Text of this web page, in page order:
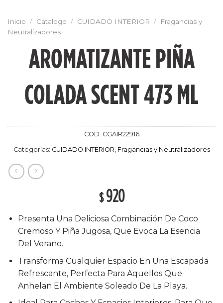
Inicio / Catalogo / CUIDADO INTERIOR /
Fragancias y
Neutralizadores
AROMATIZANTE PIÑA
COLADA SCENT 473 ML
COD: CGAIR22916
Categorías: CUIDADO INTERIOR Fragancias y Neutralizadores
$ 920
Presenta Una Deliciosa Combinación De Coco
Cremoso Y Piña Jugosa, Que Evoca La Esencia
Del Verano.
Transforma Cualquier Espacio En Una Escapada
Refrescante, Perfecta Para Aquellos Que
Anhelan El Ambiente Soleado De La Playa.